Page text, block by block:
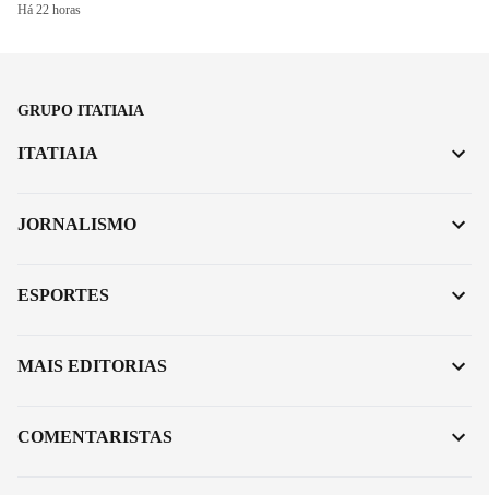
Há 22 horas
GRUPO ITATIAIA
ITATIAIA
JORNALISMO
ESPORTES
MAIS EDITORIAS
COMENTARISTAS